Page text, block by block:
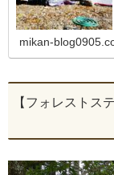
mikan-
【フォレストス